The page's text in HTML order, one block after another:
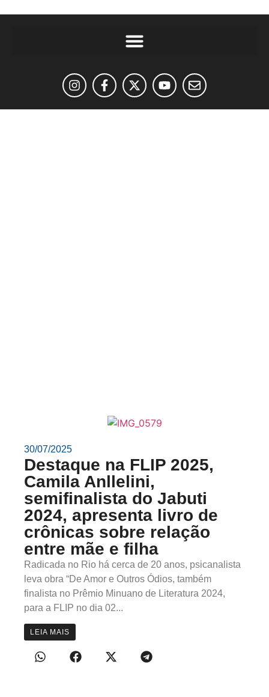
30/07/2025
Destaque na FLIP 2025,
Camila Anllelini,
semifinalista do Jabuti
2024, apresenta livro de
crônicas sobre relação
entre mãe e filha
Radicada no Rio há cerca de 20 anos, psicanalista
leva obra “De Amor e Outros Ódios, também
finalista no Prêmio Minuano de Literatura 2024,
para a FLIP no dia 02...
LEIA MAIS